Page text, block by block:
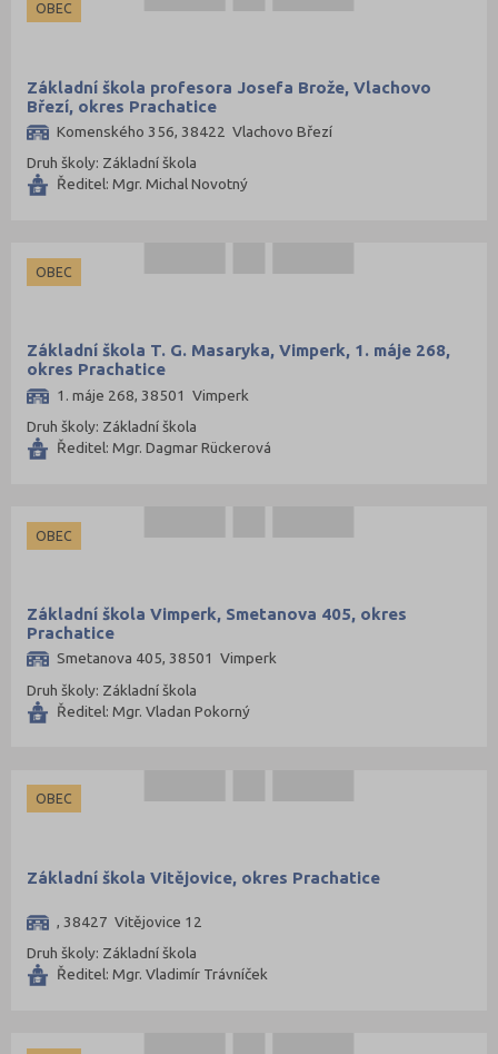
OBEC
Základní škola profesora Josefa Brože, Vlachovo
Březí, okres Prachatice
Komenského 356, 38422 Vlachovo Březí
Druh školy: Základní škola
Ředitel: Mgr. Michal Novotný
OBEC
Základní škola T. G. Masaryka, Vimperk, 1. máje 268,
okres Prachatice
1. máje 268, 38501 Vimperk
Druh školy: Základní škola
Ředitel: Mgr. Dagmar Rückerová
OBEC
Základní škola Vimperk, Smetanova 405, okres
Prachatice
Smetanova 405, 38501 Vimperk
Druh školy: Základní škola
Ředitel: Mgr. Vladan Pokorný
OBEC
Základní škola Vitějovice, okres Prachatice
, 38427 Vitějovice 12
Druh školy: Základní škola
Ředitel: Mgr. Vladimír Trávníček